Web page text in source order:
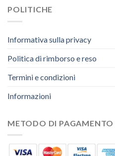
POLITICHE
Informativa sulla privacy
Politica di rimborso e reso
Termini e condizioni
Informazioni
METODO DI PAGAMENTO